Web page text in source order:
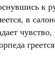
к
в
чувство,